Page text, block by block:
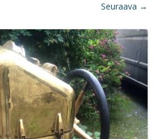
Seuraava →